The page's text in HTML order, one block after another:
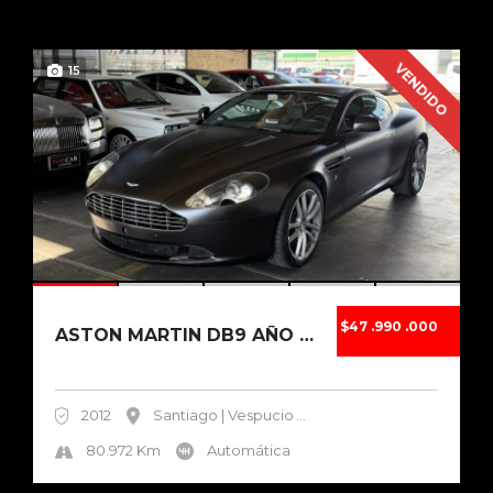
VENDIDO
15
$47 .990 .000
ASTON MARTIN DB9 AÑO 2012
2012 Santiago | Vespucio
80.972 Km
Automática